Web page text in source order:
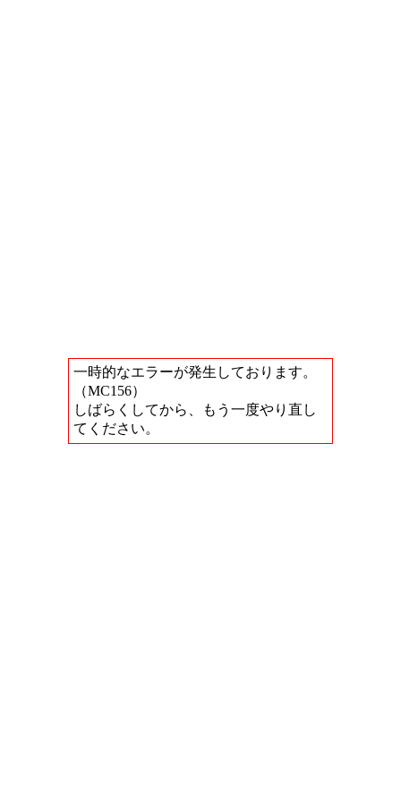
一時的なエラーが発生しております。
（MC156）
しばらくしてから、もう一度やり直し
てください。